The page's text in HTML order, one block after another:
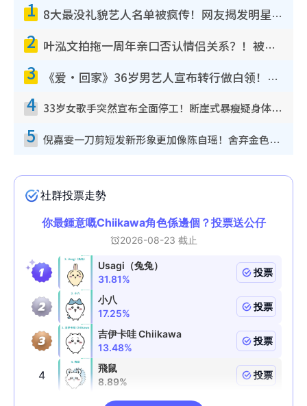
1 8大最没礼貌艺人名单被疯传！网友揭发明星真面目，一致数落这一位是无品天花板？
2 叶泓文拍拖一周年亲口否认情侣关系？！被质疑感情造假竟称GM“普通同事”
3 《爱·回家》36岁男艺人宣布转行做白领！卸下艺人身份回归素人平淡生活
4 33岁女歌手突然宣布全面停工！断崖式暴瘦疑身体亮红灯！声明曝：将暂时淡出
5 倪嘉雯一刀剪短发新形象更加像陈自瑶！舍弃金色长发造型气质大变超惊喜